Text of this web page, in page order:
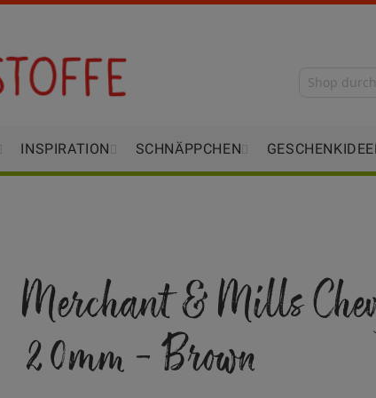
INSPIRATION SCHNÄPPCHEN
Merchant & Mills
20mm - Brown